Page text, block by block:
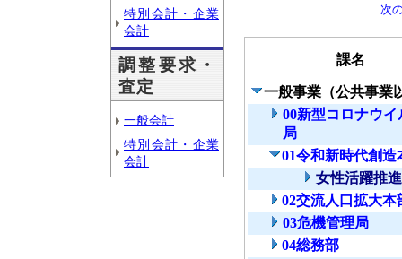
特別会計・企業
会計
調整要求・
査定
一般会計
特別会計・企業
会計
次
課名
一般事業（公共事業
00新型コロナウ
局
01令和新時代創造
女性活躍推
02交流人口拡大本
03危機管理局
04総務部